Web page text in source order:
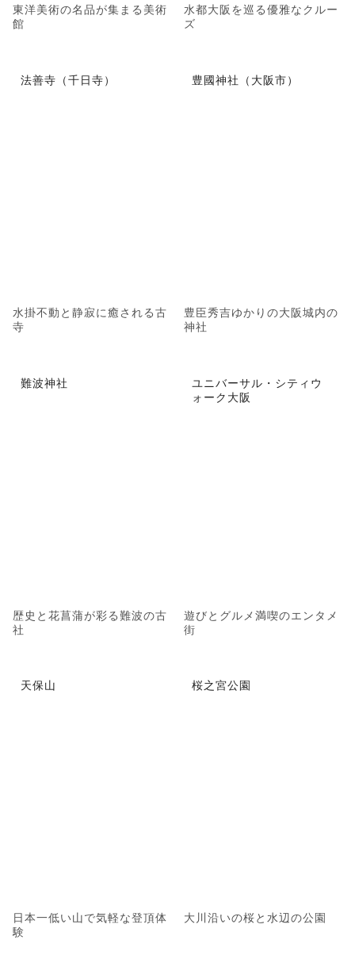
東洋美術の名品が集まる美術
館
水都大阪を巡る優雅なクルー
ズ
法善寺（千日寺）
水掛不動と静寂に癒される古
寺
豊國神社（大阪市）
豊臣秀吉ゆかりの大阪城内の
神社
難波神社
歴史と花菖蒲が彩る難波の古
社
ユニバーサル・シティウ
ォーク大阪
遊びとグルメ満喫のエンタメ
街
天保山
日本一低い山で気軽な登頂体
験
桜之宮公園
大川沿いの桜と水辺の公園